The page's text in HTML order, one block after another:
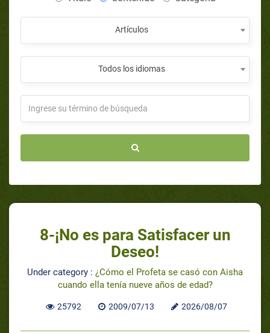
Artículos
Todos los idiomas
8-¡No es para Satisfacer un
Deseo!
Under category : ¿Cómo el Profeta se casó con Aisha
cuando ella tenía nueve años de edad?
25792 2009/07/13 2026/08/07